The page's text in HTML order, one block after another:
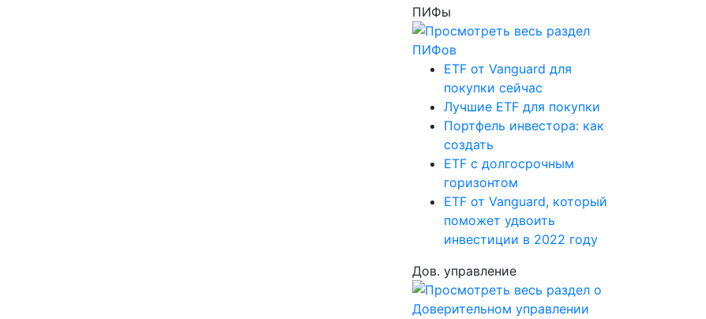
ПИФы
ETF от Vanguard для
покупки сейчас
Лучшие ETF для покупки
Портфель инвестора: как
создать
ETF с долгосрочным
горизонтом
ETF от Vanguard, который
поможет удвоить
инвестиции в 2022 году
Дов. управление